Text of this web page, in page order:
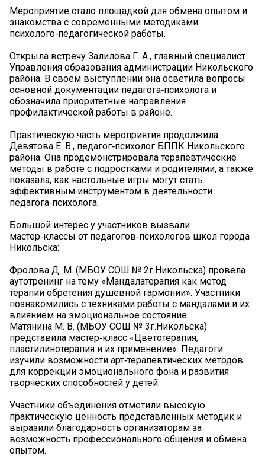
Мероприятие стало площадкой для обмена опытом и
знакомства с современными методиками
психолого‑педагогической работы.
Открыла встречу Залилова Г. А., главный специалист
Управления образования администрации Никольского
района. В своём выступлении она осветила вопросы
основной документации педагога‑психолога и
обозначила приоритетные направления
профилактической работы в районе.
Практическую часть мероприятия продолжила
Девятова Е. В., педагог‑психолог БППК Никольского
района. Она продемонстрировала терапевтические
методы в работе с подростками и родителями, а также
показала, как настольные игры могут стать
эффективным инструментом в деятельности
педагога‑психолога.
Большой интерес у участников вызвали
мастер‑классы от педагогов‑психологов школ города
Никольска:
Фролова Д. М. (МБОУ СОШ № 2г.Никольска) провела
аутотренинг на тему «Мандалатерапия как метод
терапии обретения душевной гармонии». Участники
познакомились с техниками работы с мандалами и их
влиянием на эмоциональное состояние.
Матянина М. В. (МБОУ СОШ № 3г.Никольска)
представила мастер‑класс «Цветотерапия,
пластилинотерапия и их применение». Педагоги
изучили возможности арт‑терапевтических методов
для коррекции эмоционального фона и развития
творческих способностей у детей.
Участники объединения отметили высокую
практическую ценность представленных методик и
выразили благодарность организаторам за
возможность профессионального общения и обмена
опытом.